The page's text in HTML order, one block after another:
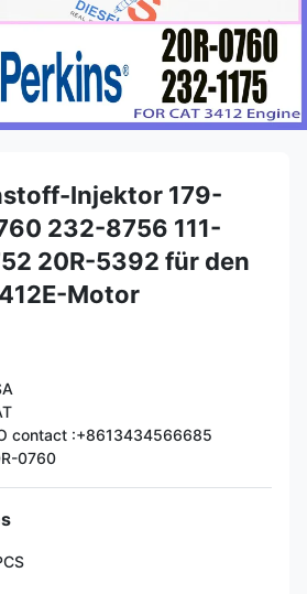
Injektor 179-
232-8756 111-
20R-5392 für den
Motor
contact :+8613434566685
0760